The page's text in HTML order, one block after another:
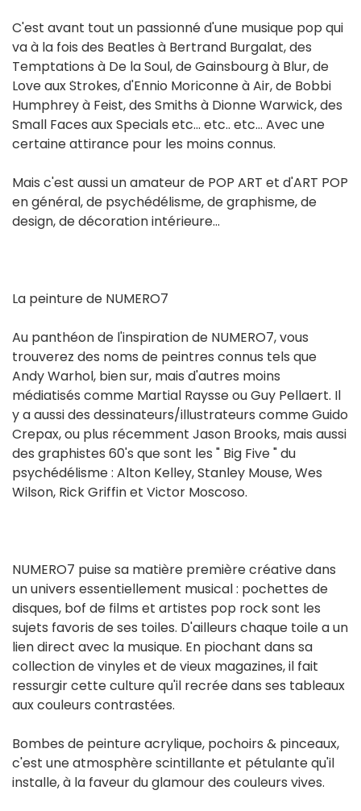
C'est avant tout un passionné d'une musique pop qui
va à la fois des Beatles à Bertrand Burgalat, des
Temptations à De la Soul, de Gainsbourg à Blur, de
Love aux Strokes, d'Ennio Moriconne à Air, de Bobbi
Humphrey à Feist, des Smiths à Dionne Warwick, des
Small Faces aux Specials etc… etc.. etc… Avec une
certaine attirance pour les moins connus.
Mais c'est aussi un amateur de POP ART et d'ART POP
en général, de psychédélisme, de graphisme, de
design, de décoration intérieure...
La peinture de NUMERO7
Au panthéon de l'inspiration de NUMERO7, vous
trouverez des noms de peintres connus tels que
Andy Warhol, bien sur, mais d'autres moins
médiatisés comme Martial Raysse ou Guy Pellaert. Il
y a aussi des dessinateurs/illustrateurs comme Guido
Crepax, ou plus récemment Jason Brooks, mais aussi
des graphistes 60's que sont les " Big Five " du
psychédélisme : Alton Kelley, Stanley Mouse, Wes
Wilson, Rick Griffin et Victor Moscoso.
NUMERO7 puise sa matière première créative dans
un univers essentiellement musical : pochettes de
disques, bof de films et artistes pop rock sont les
sujets favoris de ses toiles. D'ailleurs chaque toile a un
lien direct avec la musique. En piochant dans sa
collection de vinyles et de vieux magazines, il fait
ressurgir cette culture qu'il recrée dans ses tableaux
aux couleurs contrastées.
Bombes de peinture acrylique, pochoirs & pinceaux,
c'est une atmosphère scintillante et pétulante qu'il
installe, à la faveur du glamour des couleurs vives.